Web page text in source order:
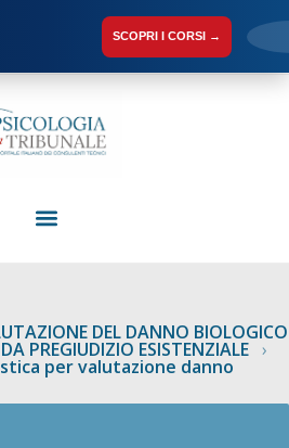
SCOPRI I CORSI →
DEL DANNO BIOLOGICO
PREGIUDIZIO ESISTENZIALE ›
per valutazione danno